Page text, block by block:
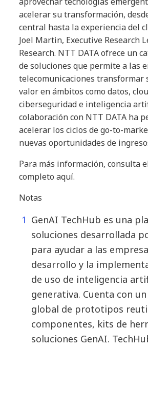
acelerar su transformación,
central hasta la experiencia del
Joel Martin, Executive Research
Research. NTT DATA ofrece un
de soluciones que permite a las
telecomunicaciones transformar
valor en ámbitos como datos,
ciberseguridad e inteligencia
colaboración con NTT DATA ha
acelerar los ciclos de go-to-
nuevas oportunidades de
Para más información, consulta
completo aquí.
Notas
GenAI TechHub es una
soluciones desarrollada
para ayudar a las
desarrollo y la
de uso de inteligencia
generativa. Cuenta con
global de prototipos
componentes, kits de
soluciones GenAI.